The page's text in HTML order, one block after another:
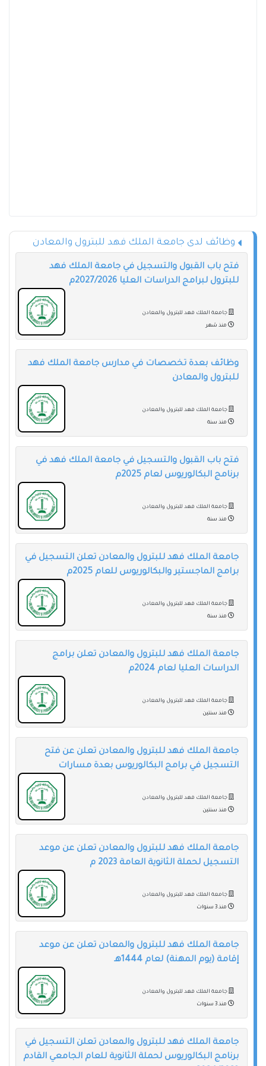
وظائف لدى جامعة الملك فهد للبترول والمعادن
فتح باب القبول والتسجيل في جامعة الملك فهد
للبترول لبرامج الدراسات العليا 2027/2026م
جامعة الملك فهد للبترول والمعادن
منذ شهر
وظائف بعدة تخصصات في مدارس جامعة الملك فهد
للبترول والمعادن
جامعة الملك فهد للبترول والمعادن
منذ سنة
فتح باب القبول والتسجيل في جامعة الملك فهد في
برنامج البكالوريوس لعام 2025م
جامعة الملك فهد للبترول والمعادن
منذ سنة
جامعة الملك فهد للبترول والمعادن تعلن التسجيل في
برامج الماجستير والبكالوريوس للعام 2025م
جامعة الملك فهد للبترول والمعادن
منذ سنة
جامعة الملك فهد للبترول والمعادن تعلن برامج
الدراسات العليا لعام 2024م
جامعة الملك فهد للبترول والمعادن
منذ سنتين
جامعة الملك فهد للبترول والمعادن تعلن عن فتح
التسجيل في برامج البكالوريوس بعدة مسارات
جامعة الملك فهد للبترول والمعادن
منذ سنتين
جامعة الملك فهد للبترول والمعادن تعلن عن موعد
التسجيل لحملة الثانوية العامة 2023 م
جامعة الملك فهد للبترول والمعادن
منذ 3 سنوات
جامعة الملك فهد للبترول والمعادن تعلن عن موعد
إقامة (يوم المهنة) لعام 1444هـ
جامعة الملك فهد للبترول والمعادن
منذ 3 سنوات
جامعة الملك فهد للبترول والمعادن تعلن التسجيل في
برنامج البكالوريوس لحملة الثانوية للعام الجامعي القادم